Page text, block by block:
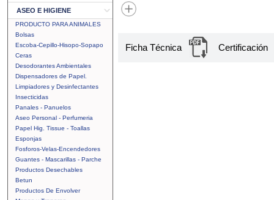
ASEO E HIGIENE
PRODUCTO PARA ANIMALES
Bolsas
Escoba-Cepillo-Hisopo-Sopapo
Ceras
Desodorantes Ambientales
Dispensadores de Papel.
Limpiadores y Desinfectantes
Insecticidas
Panales - Panuelos
Aseo Personal - Perfumeria
Papel Hig. Tissue - Toallas
Esponjas
Fosforos-Velas-Encendedores
Guantes - Mascarillas - Parche
Productos Desechables
Betun
Productos De Envolver
Ficha Técnica Certificación